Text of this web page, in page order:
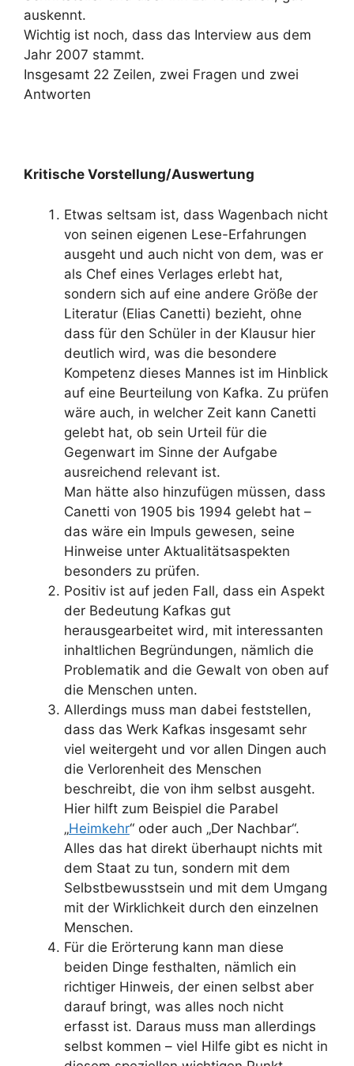
auskennt.
Wichtig ist noch, dass das Interview aus dem
Jahr 2007 stammt.
Insgesamt 22 Zeilen, zwei Fragen und zwei
Antworten
Kritische Vorstellung/Auswertung
Etwas seltsam ist, dass Wagenbach nicht
von seinen eigenen Lese-Erfahrungen
ausgeht und auch nicht von dem, was er
als Chef eines Verlages erlebt hat,
sondern sich auf eine andere Größe der
Literatur (Elias Canetti) bezieht, ohne
dass für den Schüler in der Klausur hier
deutlich wird, was die besondere
Kompetenz dieses Mannes ist im Hinblick
auf eine Beurteilung von Kafka. Zu prüfen
wäre auch, in welcher Zeit kann Canetti
gelebt hat, ob sein Urteil für die
Gegenwart im Sinne der Aufgabe
ausreichend relevant ist.
Man hätte also hinzufügen müssen, dass
Canetti von 1905 bis 1994 gelebt hat –
das wäre ein Impuls gewesen, seine
Hinweise unter Aktualitätsaspekten
besonders zu prüfen.
Positiv ist auf jeden Fall, dass ein Aspekt
der Bedeutung Kafkas gut
herausgearbeitet wird, mit interessanten
inhaltlichen Begründungen, nämlich die
Problematik and die Gewalt von oben auf
die Menschen unten.
Allerdings muss man dabei feststellen,
dass das Werk Kafkas insgesamt sehr
viel weitergeht und vor allen Dingen auch
die Verlorenheit des Menschen
beschreibt, die von ihm selbst ausgeht.
Hier hilft zum Beispiel die Parabel
„Heimkehr“ oder auch „Der Nachbar“.
Alles das hat direkt überhaupt nichts mit
dem Staat zu tun, sondern mit dem
Selbstbewusstsein und mit dem Umgang
mit der Wirklichkeit durch den einzelnen
Menschen.
Für die Erörterung kann man diese
beiden Dinge festhalten, nämlich ein
richtiger Hinweis, der einen selbst aber
darauf bringt, was alles noch nicht
erfasst ist. Daraus muss man allerdings
selbst kommen – viel Hilfe gibt es nicht in